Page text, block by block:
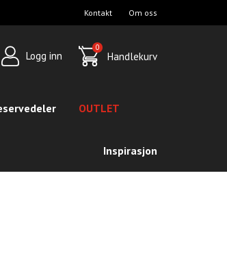
Kontakt Om oss
Logg inn
0
Handlekurv
OUTLET
Inspirasjon